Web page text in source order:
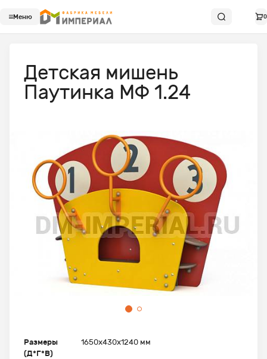
Меню 0
Размеры
(Д*Г*В)
1650х430х1240 мм
Детская мишень
Паутинка МФ 1.24